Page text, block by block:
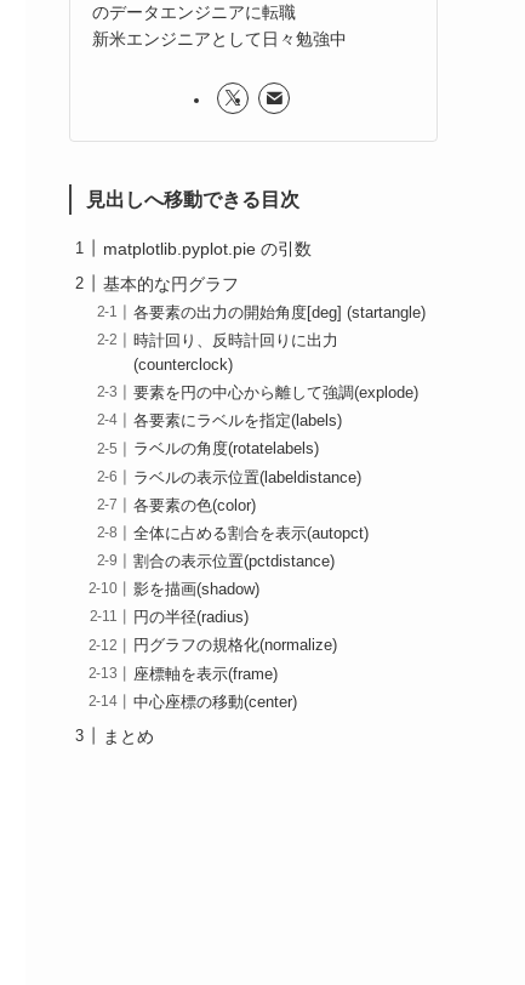
のデータエンジニアに転職
新米エンジニアとして日々勉強中
見出しへ移動できる目次
matplotlib.pyplot.pie の引数
基本的な円グラフ
各要素の出力の開始角度[deg] (startangle)
時計回り、反時計回りに出力
(counterclock)
要素を円の中心から離して強調(explode)
各要素にラベルを指定(labels)
ラベルの角度(rotatelabels)
ラベルの表示位置(labeldistance)
各要素の色(color)
全体に占める割合を表示(autopct)
割合の表示位置(pctdistance)
影を描画(shadow)
円の半径(radius)
円グラフの規格化(normalize)
座標軸を表示(frame)
中心座標の移動(center)
まとめ